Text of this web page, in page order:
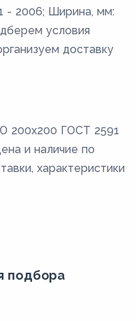
2006; Ширина, мм:
условия
доставку
200x200 ГОСТ 2591
и наличие по
характеристики
подбора